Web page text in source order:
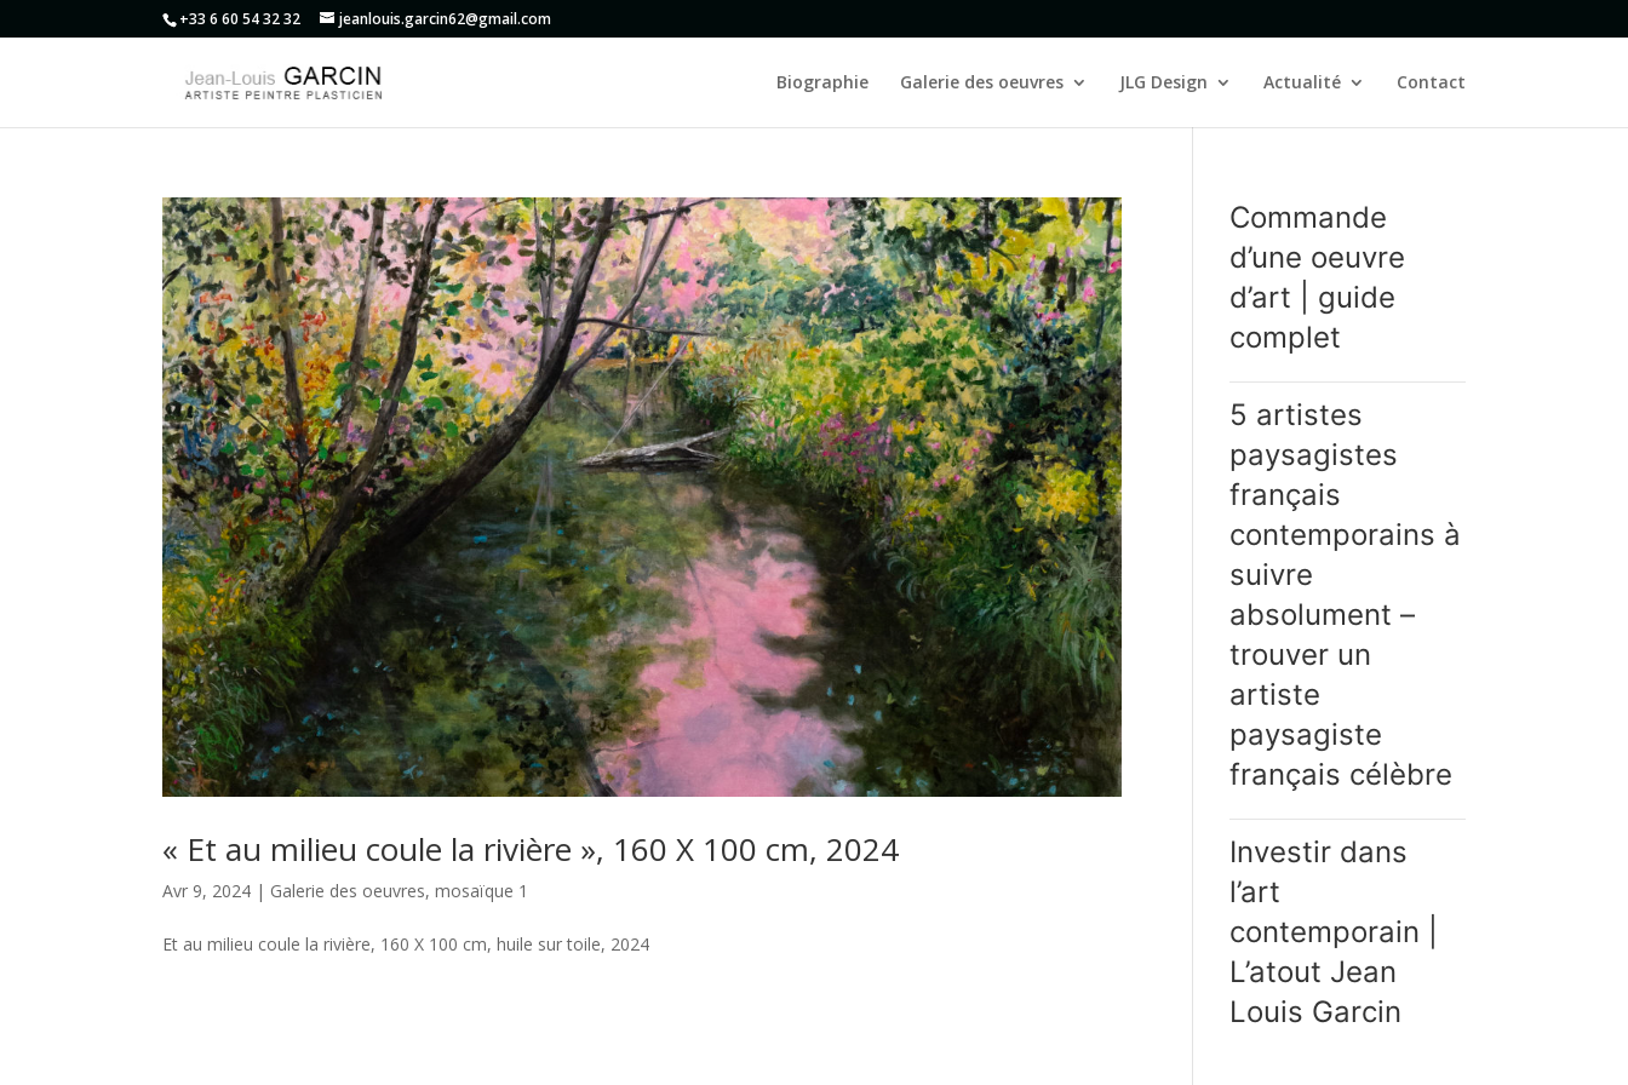
+33 6 60 54 32 32 jeanlouis.garcin62@gmail.com
Biographie Galerie des oeuvres JLG Design Actualité Contact
« Et au milieu coule la rivière », 160 X 100 cm, 2024
Avr 9, 2024 | Galerie des oeuvres,mosaïque 1
Et au milieu coule la rivière, 160 X 100 cm, huile sur toile, 2024
Commande
d’une oeuvre
d’art | guide
complet
5 artistes
paysagistes
français
contemporains à
suivre
absolument –
trouver un
artiste
paysagiste
français célèbre
Investir dans
l’art
contemporain |
L’atout Jean
Louis Garcin